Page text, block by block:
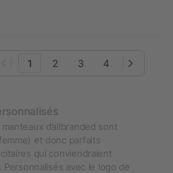
1 2 3 4
d’allbranded sont
et donc parfaits
qui conviendraient
avec le logo de